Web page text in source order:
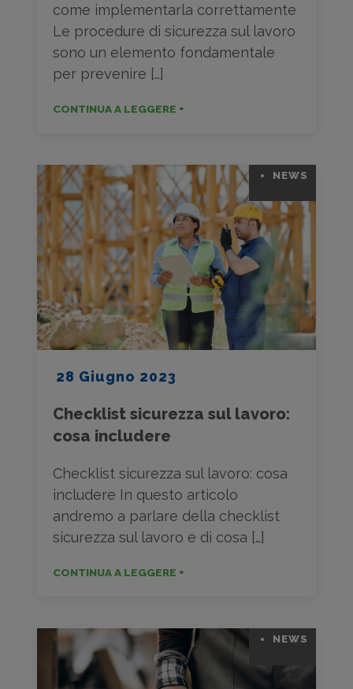
come implementarla correttamente
Le procedure di sicurezza sul lavoro
sono un elemento fondamentale
per prevenire […]
CONTINUA A LEGGERE +
28 Giugno 2023
NEWS
Checklist sicurezza sul lavoro:
cosa includere
Checklist sicurezza sul lavoro: cosa
includere In questo articolo
andremo a parlare della checklist
sicurezza sul lavoro e di cosa […]
CONTINUA A LEGGERE +
NEWS